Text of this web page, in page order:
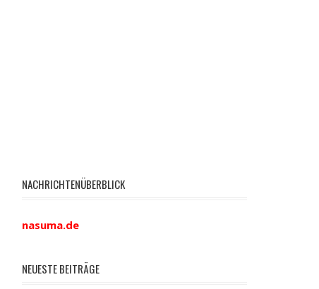
NACHRICHTENÜBERBLICK
nasuma.de
NEUESTE BEITRÄGE